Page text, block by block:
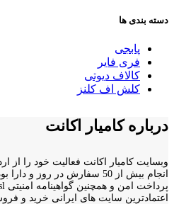
دسته بندی ها
پابجی
فری فایر
کالاف دیوتی
کلش اف کلنز
درباره کامیار اکانت
انجام بیش از 50 سفارش در روز
اعتمادترین سایت های ایرانی خرید و